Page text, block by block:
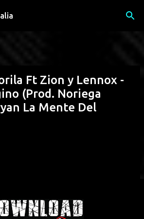
ai contenuti principali
Ft Zion y Lennox -
(Prod. Noriega
La Mente Del